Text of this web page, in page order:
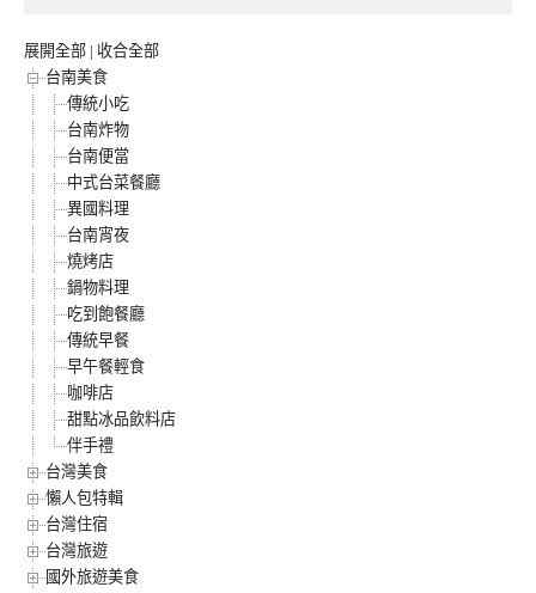
展開全部 | 收合全部
台南美食
傳統小吃
台南炸物
台南便當
中式台菜餐廳
異國料理
台南宵夜
燒烤店
鍋物料理
吃到飽餐廳
傳統早餐
早午餐輕食
咖啡店
甜點冰品飲料店
伴手禮
台灣美食
懶人包特輯
台灣住宿
台灣旅遊
國外旅遊美食